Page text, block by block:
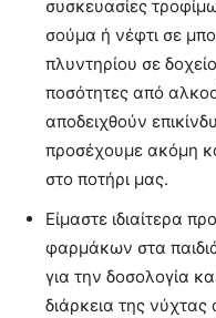
συσκευασίες
σούμα ή νέφτι σε
πλυντηρίου σε
ποσότητες από
αποδειχθούν
προσέχουμε ακόμη
στο ποτήρι μας.
Είμαστε ιδιαίτερα
φαρμάκων στα
για την δοσολογία
διάρκεια της